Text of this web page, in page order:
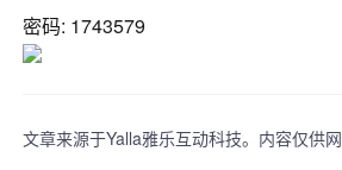
密码: 1743579
文章来源于Yalla雅乐互动科技。内容仅供